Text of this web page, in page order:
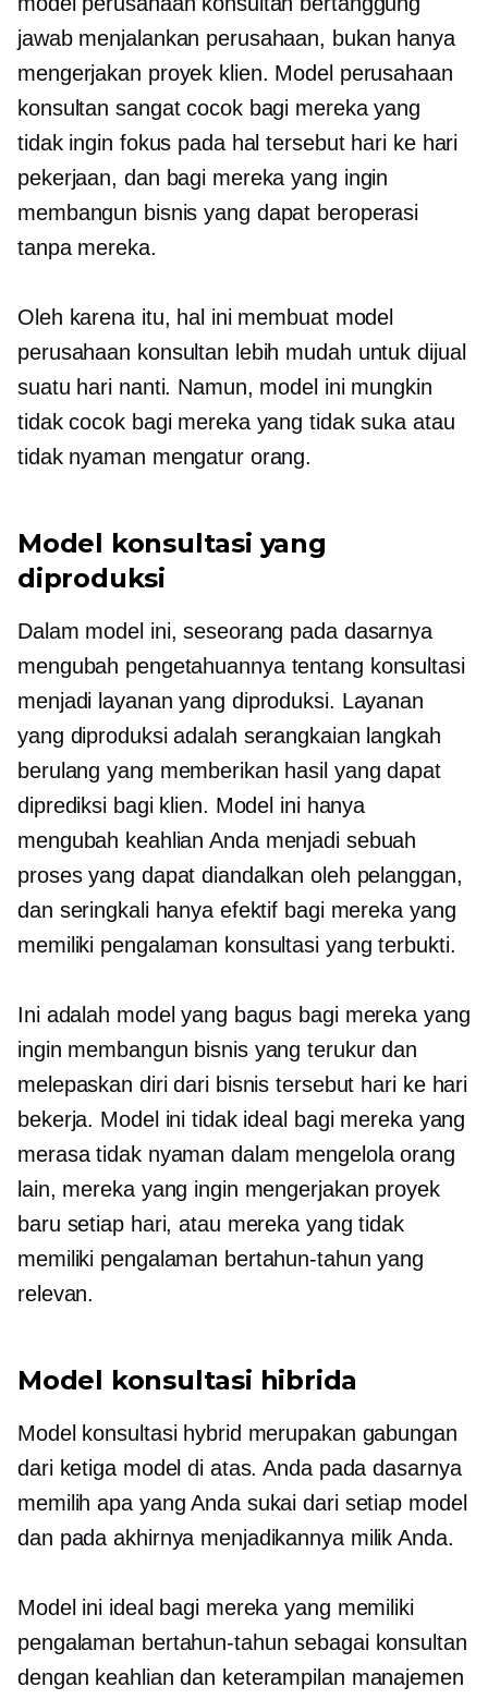
jawab menjalankan perusahaan, bukan hanya
mengerjakan proyek klien. Model perusahaan
konsultan sangat cocok bagi mereka yang
tidak ingin fokus pada hal tersebut hari ke hari
pekerjaan, dan bagi mereka yang ingin
membangun bisnis yang dapat beroperasi
tanpa mereka.
Oleh karena itu, hal ini membuat model
perusahaan konsultan lebih mudah untuk dijual
suatu hari nanti. Namun, model ini mungkin
tidak cocok bagi mereka yang tidak suka atau
tidak nyaman mengatur orang.
Model konsultasi yang
diproduksi
Dalam model ini, seseorang pada dasarnya
mengubah pengetahuannya tentang konsultasi
menjadi layanan yang diproduksi. Layanan
yang diproduksi adalah serangkaian langkah
berulang yang memberikan hasil yang dapat
diprediksi bagi klien. Model ini hanya
mengubah keahlian Anda menjadi sebuah
proses yang dapat diandalkan oleh pelanggan,
dan seringkali hanya efektif bagi mereka yang
memiliki pengalaman konsultasi yang terbukti.
Ini adalah model yang bagus bagi mereka yang
ingin membangun bisnis yang terukur dan
melepaskan diri dari bisnis tersebut hari ke hari
bekerja. Model ini tidak ideal bagi mereka yang
merasa tidak nyaman dalam mengelola orang
lain, mereka yang ingin mengerjakan proyek
baru setiap hari, atau mereka yang tidak
memiliki pengalaman bertahun-tahun yang
relevan.
Model konsultasi hibrida
Model konsultasi hybrid merupakan gabungan
dari ketiga model di atas. Anda pada dasarnya
memilih apa yang Anda sukai dari setiap model
dan pada akhirnya menjadikannya milik Anda.
Model ini ideal bagi mereka yang memiliki
pengalaman bertahun-tahun sebagai konsultan
dengan keahlian dan keterampilan manajemen